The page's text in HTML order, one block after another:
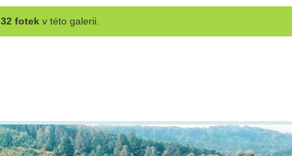
32 fotekv této galerii.